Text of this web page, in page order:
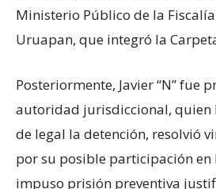
Ministerio Público de la
Uruapan, que integró la
Posteriormente, Javier “N” fue
autoridad jurisdiccional, quien
de legal la detención, resolvió
por su posible participación en
impuso prisión preventiva